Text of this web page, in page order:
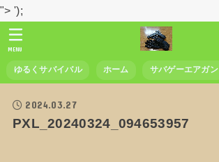
"> ');
ゆるくサバイバル ホーム サバゲーエアガン
MENU
2024.03.27
PXL_20240324_094653957